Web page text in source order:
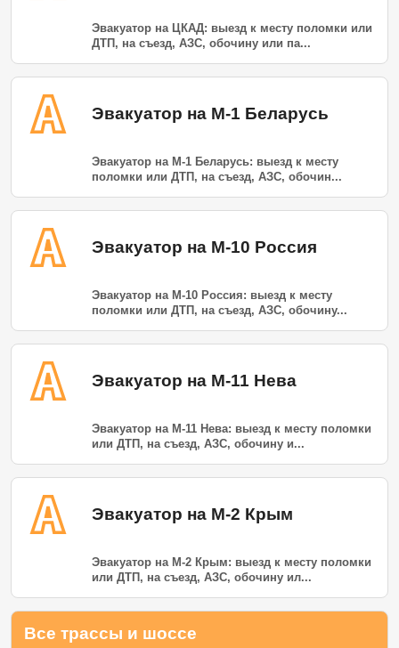
Эвакуатор на ЦКАД: выезд к месту поломки или
ДТП, на съезд, АЗС, обочину или па...
Эвакуатор на М-1 Беларусь
Эвакуатор на М-1 Беларусь: выезд к месту
поломки или ДТП, на съезд, АЗС, обочин...
Эвакуатор на М-10 Россия
Эвакуатор на М-10 Россия: выезд к месту
поломки или ДТП, на съезд, АЗС, обочину...
Эвакуатор на М-11 Нева
Эвакуатор на М-11 Нева: выезд к месту поломки
или ДТП, на съезд, АЗС, обочину и...
Эвакуатор на М-2 Крым
Эвакуатор на М-2 Крым: выезд к месту поломки
или ДТП, на съезд, АЗС, обочину ил...
Все трассы и шоссе